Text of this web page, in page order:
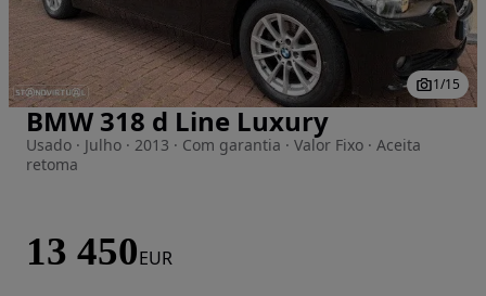
Imagem 1 de 15
1/15
BMW 318 d Line Luxury
Usado · Julho · 2013 · Com garantia · Valor Fixo · Aceita
retoma
13 450EUR